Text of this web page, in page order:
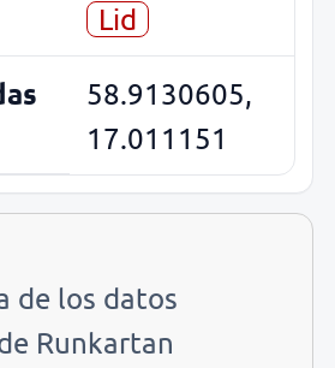
Lid
58.9130605,
17.011151
de los datos
Runkartan